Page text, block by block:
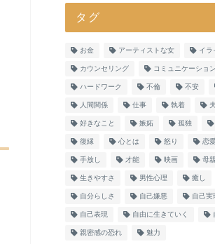
タグ
お金 アーティストな女 イラ
カウンセリング コミュニケーション
ハードワーク 不倫 不安
人間関係 仕事 執着
好きなこと 嫉妬 孤独
復縁 心とは 怒り 恋
手放し 才能 映画 母親
生きやすさ 男性心理 癒し
自分らしさ 自己嫌悪 自己実
自己表現 自由に生きていく
親密感の恐れ 魅力